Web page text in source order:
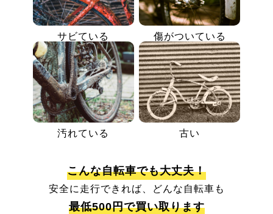
サビている 傷がついている
汚れている 古い
こんな自転車でも大丈夫！
安全に走行できれば、どんな自転車も
最低500円で買い取ります